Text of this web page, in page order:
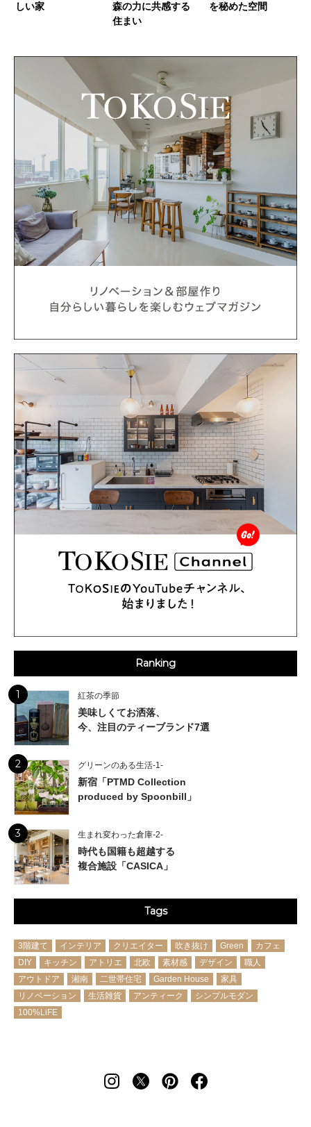
しい家
森の力に共感する
住まい
を秘めた空間
Ranking
1 紅茶の季節
美味しくてお洒落、
今、注目のティーブランド7選
2 グリーンのある生活-1-
新宿「PTMD Collection
produced by Spoonbill」
3 生まれ変わった倉庫-2-
時代も国籍も超越する
複合施設「CASICA」
Tags
3階建て インテリア クリエイター 吹き抜け Green
カフェ
DIY
キッチン アトリエ 北欧 素材感 デザイン
職人
アウトドア
湘南 二世帯住宅 Garden House
家具
リノベーション
生活雑貨 アンティーク
シンプルモダン
100%LiFE